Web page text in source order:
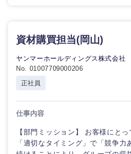
コンサル
専門職
（IT）、
Webサー
作、ゲー
ム
技術職（IT）、Webサービス・
技術職（モノづくり）
メディカル
不動産専門職
倉庫・運輸・物流
小売・通販・外食
転勤なし
フルリモート
完全週休2日制
資材購買担当(岡山)
ヤンマーホールディングス株式会社
No. 01007709000206
正社員
仕事内容
【部門ミッション】 お客様にと
「適切なタイミング」で「競争力